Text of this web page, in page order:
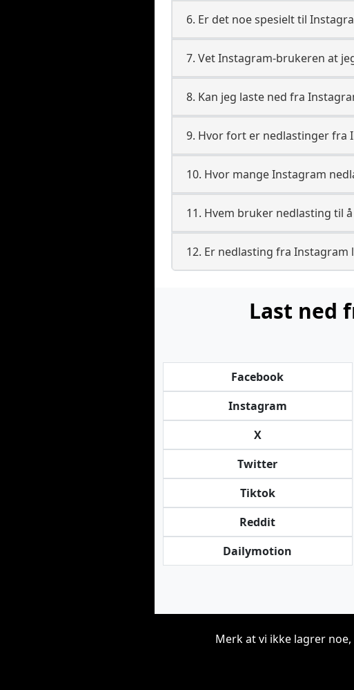
6. Er det noe spesielt til
7. Vet Instagram-brukeren at
8. Kan jeg laste ned fra
9. Hvor fort er nedlastinger fra
10. Hvor mange Instagram
11. Hvem bruker nedlasting til
12. Er nedlasting fra Instagram
Last ned
Facebook
Instagram
X
Twitter
Tiktok
Reddit
Dailymotion
Merk at vi ikke lagrer